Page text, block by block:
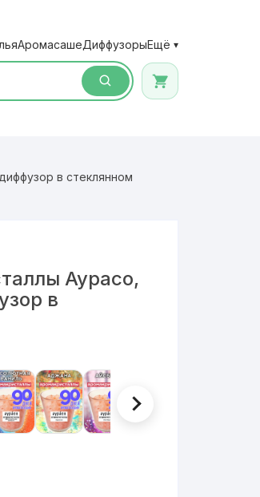
АромасашеДиффузорыЕщё ▾
в стеклянном
Аурасо,
в